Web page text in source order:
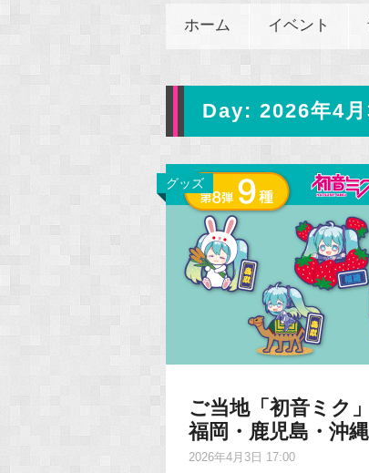
ホーム イベント
Day: 2026年4
グッズ
ご当地「初音ミク
福岡・鹿児島・沖
2026年4月3日 17:00